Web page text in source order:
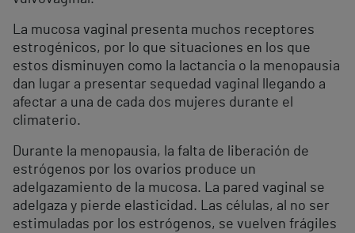
La mucosa vaginal presenta muchos receptores
estrogénicos, por lo que situaciones en los que
estos disminuyen como la lactancia o la menopausia
dan lugar a presentar sequedad vaginal llegando a
afectar a una de cada dos mujeres durante el
climaterio.
Durante la menopausia, la falta de liberación de
estrógenos por los ovarios produce un
adelgazamiento de la mucosa. La pared vaginal se
adelgaza y pierde elasticidad. Las células, al no ser
estimuladas por los estrógenos, se vuelven frágiles